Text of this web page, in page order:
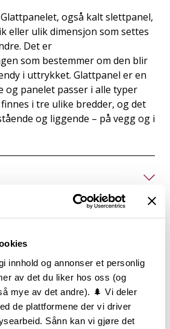
innhold og annonser et personlig
av det du liker hos oss (og
mye av det andre). 🌲 Vi deler
de plattformene der vi driver
Sånn kan vi gjøre det
også kalt slettpanel,
eller ulik dimensjon som settes
Det er
som bestemmer om den blir
i uttrykket. Glattpanel er en
og panelet passer i alle typer
i tre ulike bredder, og det
og liggende – på vegg og i